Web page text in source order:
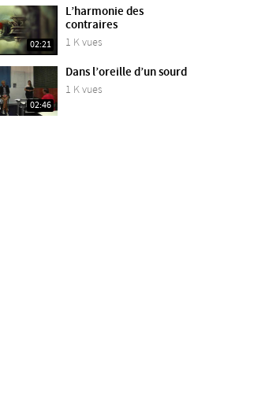
02:21
L’harmonie des
contraires
1 K vues
02:46
Dans l’oreille d’un sourd
1 K vues